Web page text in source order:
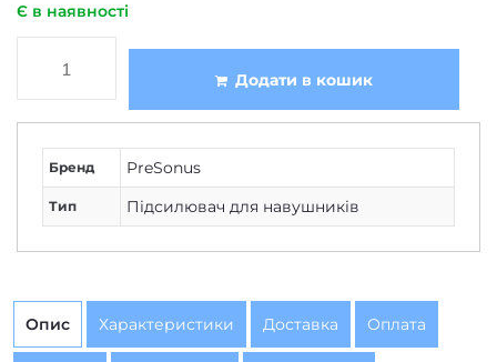
Є в наявності
Додати в кошик
Бренд PreSonus
Тип Підсилювач для навушників
Опис Характеристики Доставка Оплата